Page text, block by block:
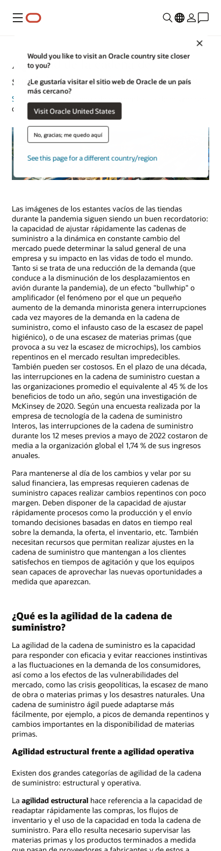
Menú
Would you like to visit an Oracle country site closer
to you?
¿Le gustaría visitar el sitio web de Oracle de un país
más cercano?
Visit Oracle United States
No, gracias; me quedo aquí
See this page for a different country/region
Agilidad de la cadena de
suministro: ventajas y estrategias
Sourabhi Sen
de 2023
Las imágenes de los estantes vacíos de las tiendas
durante la pandemia siguen siendo un buen recordatorio:
la capacidad de ajustar rápidamente las cadenas de
suministro a la dinámica en constante cambio del
mercado puede determinar la salud general de una
empresa y su impacto en las vidas de todo el mundo.
Tanto si se trata de una reducción de la demanda (que
conduce a la disminución de los desplazamientos en
avión durante la pandemia), de un efecto "bullwhip" o
amplificador (el fenómeno por el que un pequeño
aumento de la demanda minorista genera interrupciones
cada vez mayores de la demanda en la cadena de
suministro, como el infausto caso de la escasez de papel
higiénico), o de una escasez de materias primas (que
provoca a su vez la escasez de microchips), los cambios
repentinos en el mercado resultan impredecibles.
También pueden ser costosos. En el plazo de una década,
las interrupciones en la cadena de suministro cuestan a
las organizaciones promedio el equivalente al 45 % de los
beneficios de todo un año, según una investigación de
McKinsey de 2020. Según una encuesta realizada por la
empresa de tecnología de la cadena de suministro
Interos, las interrupciones de la cadena de suministro
durante los 12 meses previos a mayo de 2022 costaron de
media a la organización global el 1,74 % de sus ingresos
anuales.
Para mantenerse al día de los cambios y velar por su
salud financiera, las empresas requieren cadenas de
suministro capaces realizar cambios repentinos con poco
margen. Deben disponer de la capacidad de ajustar
rápidamente procesos como la producción y el envío
tomando decisiones basadas en datos en tiempo real
sobre la demanda, la oferta, el inventario, etc. También
necesitan recursos que permitan realizar ajustes en la
cadena de suministro que mantengan a los clientes
satisfechos en tiempos de agitación y que los equipos
sean capaces de aprovechar las nuevas oportunidades a
medida que aparezcan.
¿Qué es la agilidad de la cadena de
suministro?
La agilidad de la cadena de suministro es la capacidad
para responder con eficacia y evitar reacciones instintivas
a las fluctuaciones en la demanda de los consumidores,
así como a los efectos de las vulnerabilidades del
mercado, como las crisis geopolíticas, la escasez de mano
de obra o materias primas y los desastres naturales. Una
cadena de suministro ágil puede adaptarse más
fácilmente, por ejemplo, a picos de demanda repentinos y
cambios importantes en la disponibilidad de materias
primas.
Agilidad estructural frente a agilidad operativa
Existen dos grandes categorías de agilidad de la cadena
de suministro: estructural y operativa.
La agilidad estructural hace referencia a la capacidad de
readaptar rápidamente las compras, los flujos de
inventario y el uso de la capacidad en toda la cadena de
suministro. Para ello resulta necesario supervisar las
materias primas y los productos terminados a medida